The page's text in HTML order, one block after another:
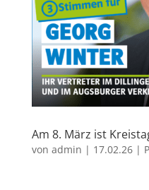
Am 8. März ist
von admin | 17.02.26|